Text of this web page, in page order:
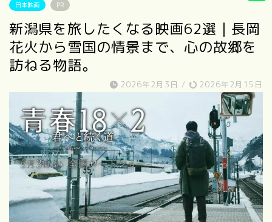
日本映画 PR
新潟県を旅したくなる映画62選｜長岡
花火から雪国の情景まで、心の故郷を
訪ねる物語。
2026年2月3日 / 2026年2月15日